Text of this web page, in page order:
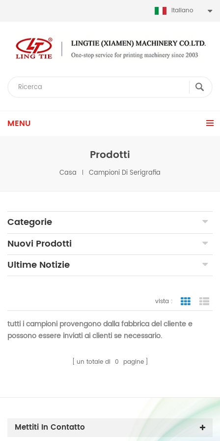
Italiano
MENU
Prodotti
Casa Campioni Di Serigrafia
Categorie
Nuovi Prodotti
Ultime Notizie
vista : vista a
tutti i campioni provengono dalla fabbrica del cliente e
possono essere inviati ai clienti se necessario.
un totale di 0 pagine
Mettiti In Contatto